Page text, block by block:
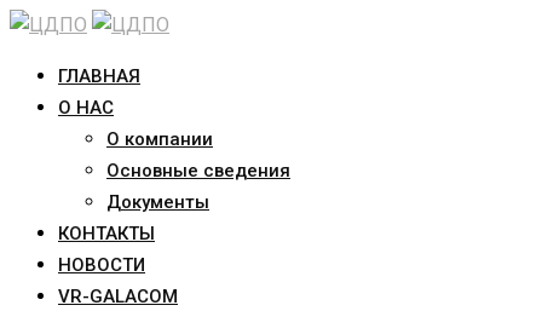
Skip
contentГЛАВНАЯ
О НАС
О компании
Основные сведения
Документы
КОНТАКТЫ
НОВОСТИ
VR-GALACOM